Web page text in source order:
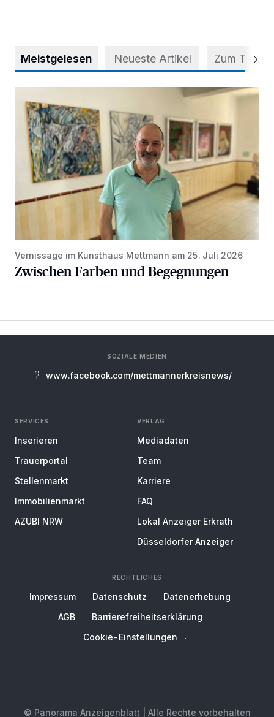
Meistgelesen Neueste Artikel Zum Thema
Vernissage im Kunsthaus Mettmann am 25. Juli 2026
Zwischen Farben und Begegnungen
SOZIALE MEDIEN
www.facebook.com/mettmannerkreisnews/
SERVICES
Inserieren
Trauerportal
Stellenmarkt
Immobilienmarkt
AZUBI NRW
VERLAG
Mediadaten
Team
Karriere
FAQ
Lokal Anzeiger Erkrath
Düsseldorfer Anzeiger
RECHTLICHES
Impressum Datenschutz
Datenerhebung
AGB
Barrierefreiheitserklärung
Cookie-Einstellungen
© Panorama Anzeigenblatt | Alle Rechte vorbehalten